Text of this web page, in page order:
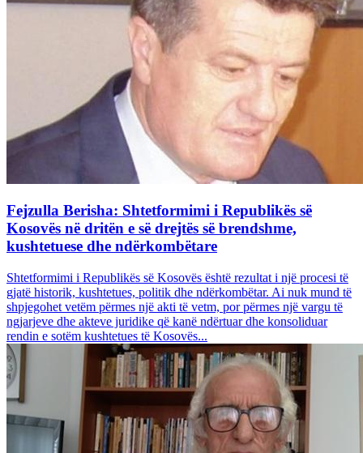
Fejzulla Berisha: Shtetformimi i Republikës së
Kosovës në dritën e së drejtës së brendshme,
kushtetuese dhe ndërkombëtare
Shtetformimi i Republikës së Kosovës është rezultat i një procesi të
gjatë historik, kushtetues, politik dhe ndërkombëtar. Ai nuk mund të
shpjegohet vetëm përmes një akti të vetm, por përmes një vargu të
ngjarjeve dhe akteve juridike që kanë ndërtuar dhe konsoliduar
rendin e sotëm kushtetues të Kosovës...